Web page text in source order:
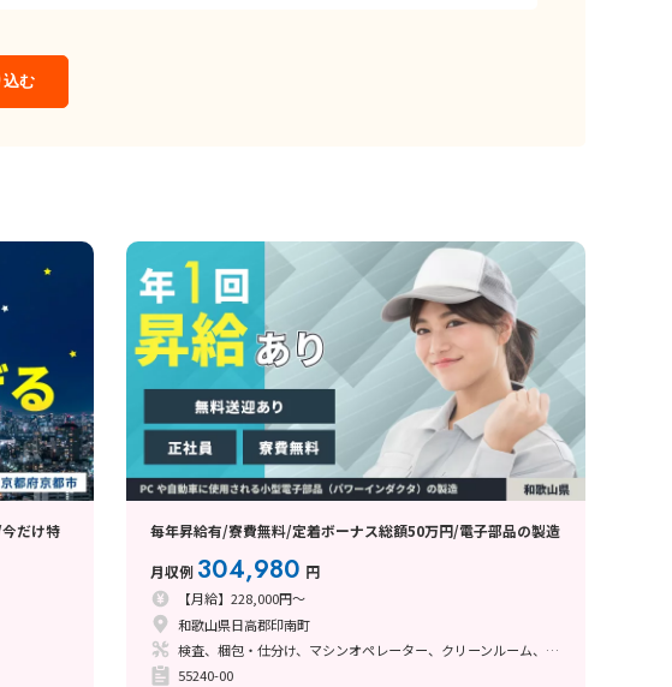
込む
だけ特
毎年昇給有/寮費無料/定着ボーナス総額50万円/電子部品の製造
月収例 304,980 円
【月給】228,000円～
和歌山県日高郡印南町
検査、梱包・仕分け、マシンオペレーター、クリーンルーム、座り作業、立ち作業、その他
55240-00